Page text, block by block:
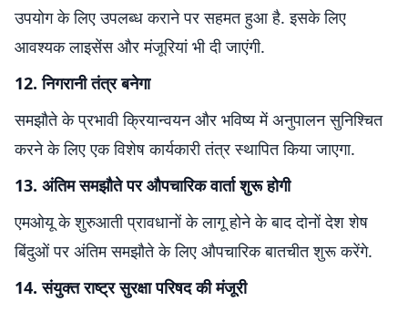
उपयोग के लिए उपलब्ध कराने पर सहमत हुआ है. इसके लिए
आवश्यक लाइसेंस और मंजूरियां भी दी जाएंगी.
12. निगरानी तंत्र बनेगा
समझौते के प्रभावी क्रियान्वयन और भविष्य में अनुपालन सुनिश्चित
करने के लिए एक विशेष कार्यकारी तंत्र स्थापित किया जाएगा.
13. अंतिम समझौते पर औपचारिक वार्ता शुरू होगी
एमओयू के शुरुआती प्रावधानों के लागू होने के बाद दोनों देश शेष
बिंदुओं पर अंतिम समझौते के लिए औपचारिक बातचीत शुरू करेंगे.
14. संयुक्त राष्ट्र सुरक्षा परिषद की मंजूरी